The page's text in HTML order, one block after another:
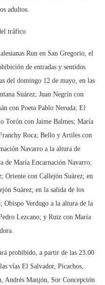
adultos.
tráfico
Run en San Gregorio, el
de entradas y sentidos
del domingo 12 de mayo, en las
Suárez; Juan Negrín con
con Poeta Pablo Neruda; El
Torón con Jaime Balmes; María
Roca; Bello y Artiles con
Navarro a la altura de
de María Encarnación Navarro;
Oriente con Callejón Suárez; en
Suárez; en la salida de los
Obispo Verdugo a la altura de la
Lezcano; y Ruiz con María
prohibido, a partir de las 23.00
vías El Salvador, Picachos,
Andrés Manjón, Sor Concepción